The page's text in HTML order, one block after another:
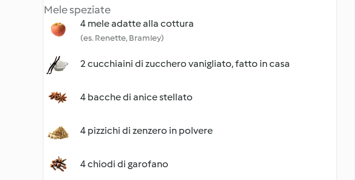
Mele speziate
4 mele adatte alla cottura
(es. Renette, Bramley)
2 cucchiaini di zucchero vanigliato, fatto in casa
4 bacche di anice stellato
4 pizzichi di zenzero in polvere
4 chiodi di garofano